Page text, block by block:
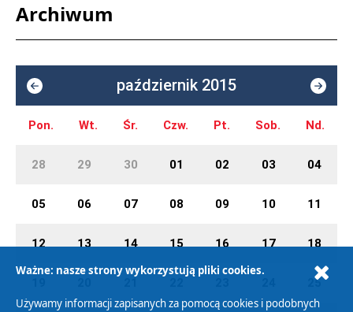
Archiwum
październik 2015
Pon. Wt. Śr. Czw. Pt. Sob. Nd.
28 29 30 01 02 03 04
05 06 07 08 09 10 11
12 13 14 15 16 17 18
25
Ważne: nasze strony wykorzystują pliki cookies.
Używamy informacji zapisanych za pomocą cookies i podobnych